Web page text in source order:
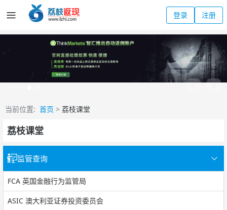
登录 注册
当前位置: 首页 > 荔枝课堂
荔枝课堂
监管查询
FCA 英国金融行为监管局
ASIC 澳大利亚证券投资委员会